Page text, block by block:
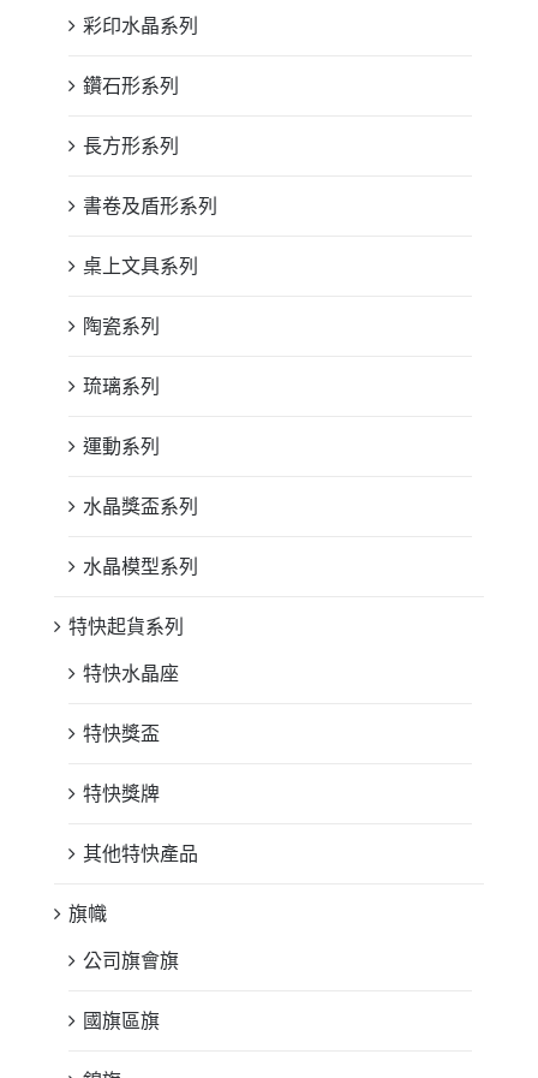
彩印水晶系列
鑽石形系列
長方形系列
書卷及盾形系列
桌上文具系列
陶瓷系列
琉璃系列
運動系列
水晶獎盃系列
水晶模型系列
特快起貨系列
特快水晶座
特快獎盃
特快獎牌
其他特快產品
旗幟
公司旗會旗
國旗區旗